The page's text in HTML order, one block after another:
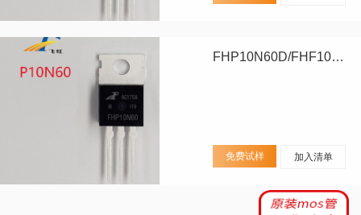
FHP10N60D/FHF10N60D
免费试样 加入清单